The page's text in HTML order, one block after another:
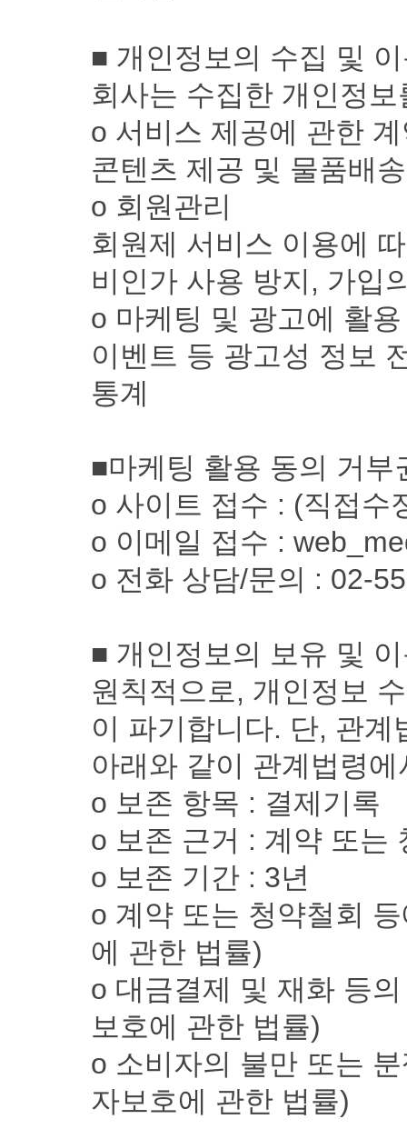
■ 개인정보의 수집 및
회사는 수집한 개인정
ο 서비스 제공에 관한
콘텐츠 제공 및 물품배송
ο 회원관리
회원제 서비스 이용에
비인가 사용 방지, 가입
ο 마케팅 및 광고에 활용
이벤트 등 광고성 정보
통계
■마케팅 활용 동의 거부
ο 사이트 접수 : (직접수
ο 이메일 접수 :
ο 전화 상담/문의 : 02-
■ 개인정보의 보유 및
원칙적으로, 개인정보
이 파기합니다. 단, 관
아래와 같이 관계법령
ο 보존 항목 : 결제기록
ο 보존 근거 : 계약 또는
ο 보존 기간 : 3년
ο 계약 또는 청약철회
에 관한 법률)
ο 대금결제 및 재화 등
보호에 관한 법률)
ο 소비자의 불만 또는
자보호에 관한 법률)